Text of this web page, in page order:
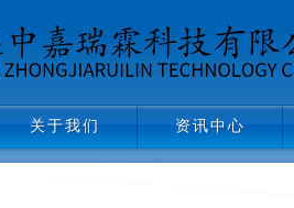
关于我们 资讯中心